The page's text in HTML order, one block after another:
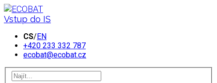
Vstup do IS
CS/EN
+420 233 332 787
ecobat@ecobat.cz